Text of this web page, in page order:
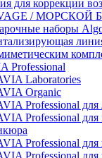
для коррекции
/ МОРСКОЙ
наборы
Professional
Laboratories
Organic
Professional для
Professional
Professional для
Professional для